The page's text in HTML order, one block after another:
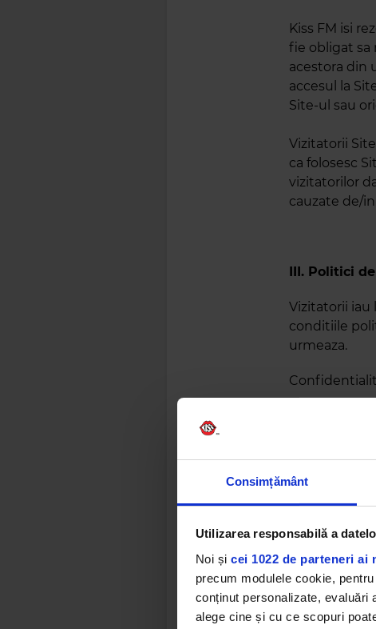
Consimțământ
Utilizarea responsabilă a
Noi și cei 1022 de parteneri ai
precum modulele cookie,
conținut personalizate, evaluări
alege cine și cu ce scopuri
Kiss FM isi
fie obligat sa
acestora din
accesul la
Site-ul sau
Vizitatorii
ca folosesc
vizitatorilor
cauzate de/
III. Politici
Vizitatorii iau
conditiile
urmeaza.
urmare, Kiss
costuri ce
pe alte retele
mesaje prin
informatiile